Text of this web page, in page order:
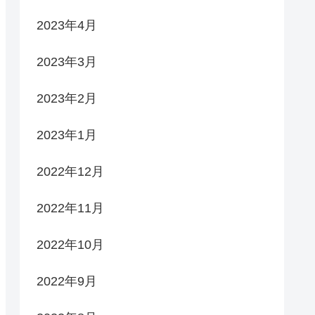
2023年4月
2023年3月
2023年2月
2023年1月
2022年12月
2022年11月
2022年10月
2022年9月